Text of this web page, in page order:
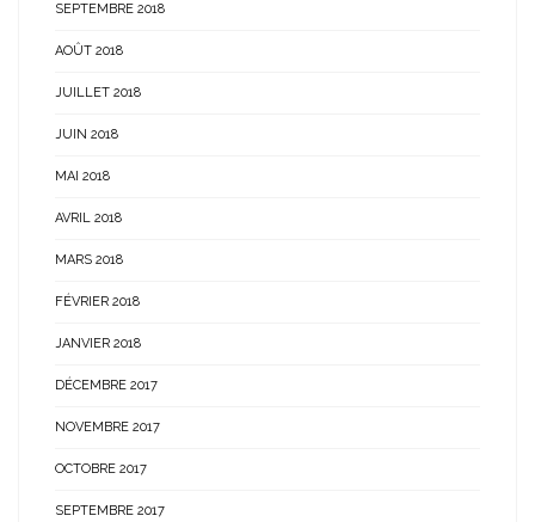
SEPTEMBRE 2018
AOÛT 2018
JUILLET 2018
JUIN 2018
MAI 2018
AVRIL 2018
MARS 2018
FÉVRIER 2018
JANVIER 2018
DÉCEMBRE 2017
NOVEMBRE 2017
OCTOBRE 2017
SEPTEMBRE 2017